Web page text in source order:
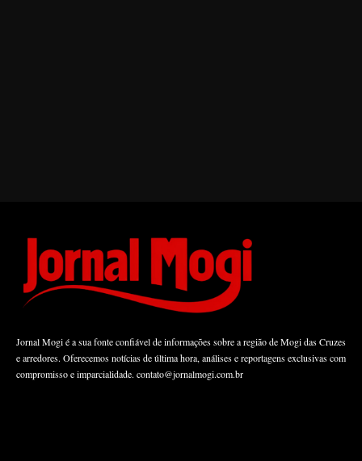
Jornal Mogi é a sua fonte confiável de informações sobre a região de Mogi das Cruzes
e arredores. Oferecemos notícias de última hora, análises e reportagens exclusivas com
compromisso e imparcialidade. contato@jornalmogi.com.br